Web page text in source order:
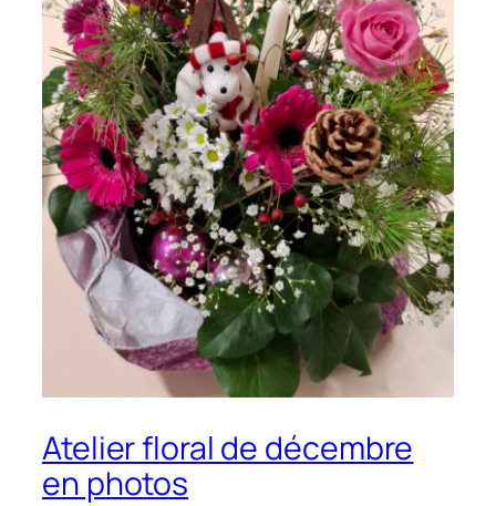
Atelier floral de décembre
en photos